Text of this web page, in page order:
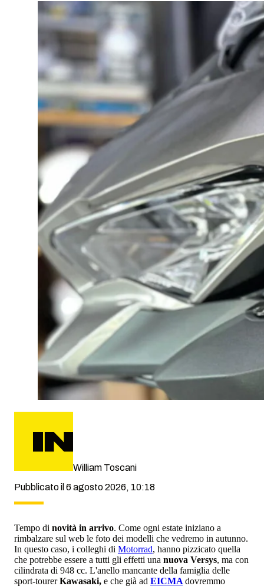
William Toscani
Pubblicato il 6 agosto 2026, 10:18
Tempo di novità in arrivo. Come ogni estate iniziano a
rimbalzare sul web le foto dei modelli che vedremo in autunno.
In questo caso, i colleghi di Motorrad, hanno pizzicato quella
che potrebbe essere a tutti gli effetti una nuova Versys, ma con
cilindrata di 948 cc. L'anello mancante della famiglia delle
sport-tourerKawasaki, e che già ad EICMA dovremmo